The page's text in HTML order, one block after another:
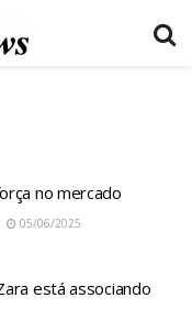
no mercado
05/06/2025
está associando